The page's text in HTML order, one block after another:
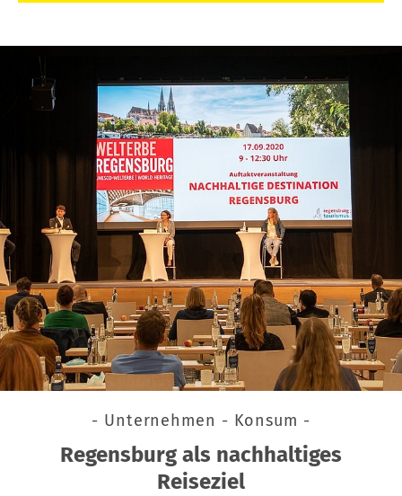
- Unternehmen - Konsum -
Regensburg als nachhaltiges
Reiseziel